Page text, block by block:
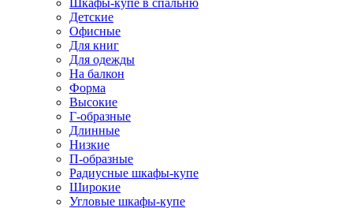
Шкафы-купе в спальню
Детские
Офисные
Для книг
Для одежды
На балкон
Форма
Высокие
Г-образные
Длинные
Низкие
П-образные
Радиусные шкафы-купе
Широкие
Угловые шкафы-купе